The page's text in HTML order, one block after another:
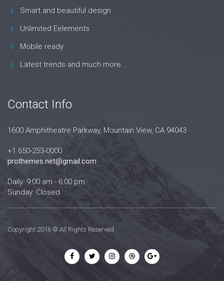
Smart and beautiful design
Unlimited Eelements
Mobile ready
Latest trends and much more...
Contact Info
1600 Amphitheatre Parkway, Mountain View, CA 94043
+1 650-253-0000
prothemes.net@gmail.com
Daily: 9:00 am - 6:00 pm
Sunday: Closed
Copyright 2016 © All Rights Reserved